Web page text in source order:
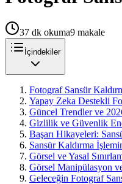
37 dk okuma9 makale
İçindekiler
Fotograf Sansür
Yapay Zeka Destekli
Güncel Trendler ve
Gizlilik ve Güvenlik
Başarı Hikayeleri:
Sansür Kaldırma
Görsel ve Yasal
Görsel Manipülasyon
Geleceğin Fotograf